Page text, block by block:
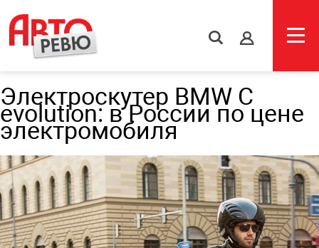
s
Электроскутер BMW C
evolution: в России по цене
электромобиля